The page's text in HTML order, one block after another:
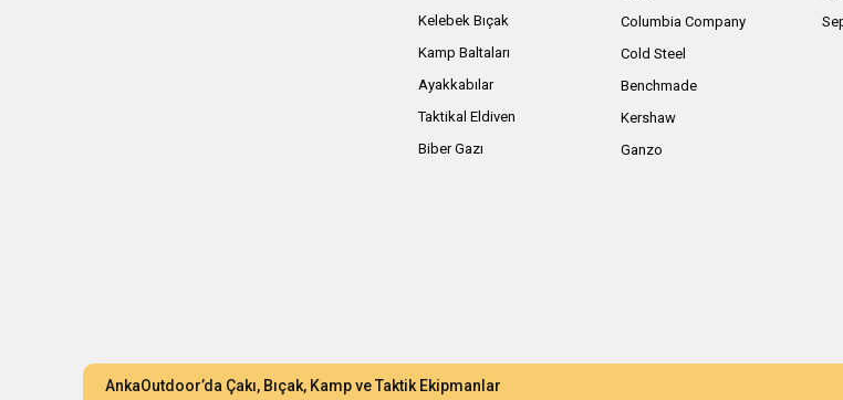
Kelebek Bıçak
Kamp Baltaları
Ayakkabılar
Taktikal Eldiven
Biber Gazı
Columbia Company
Cold Steel
Benchmade
Kershaw
Ganzo
AnkaOutdoor’da Çakı, Bıçak, Kamp ve Taktik Ekipmanlar